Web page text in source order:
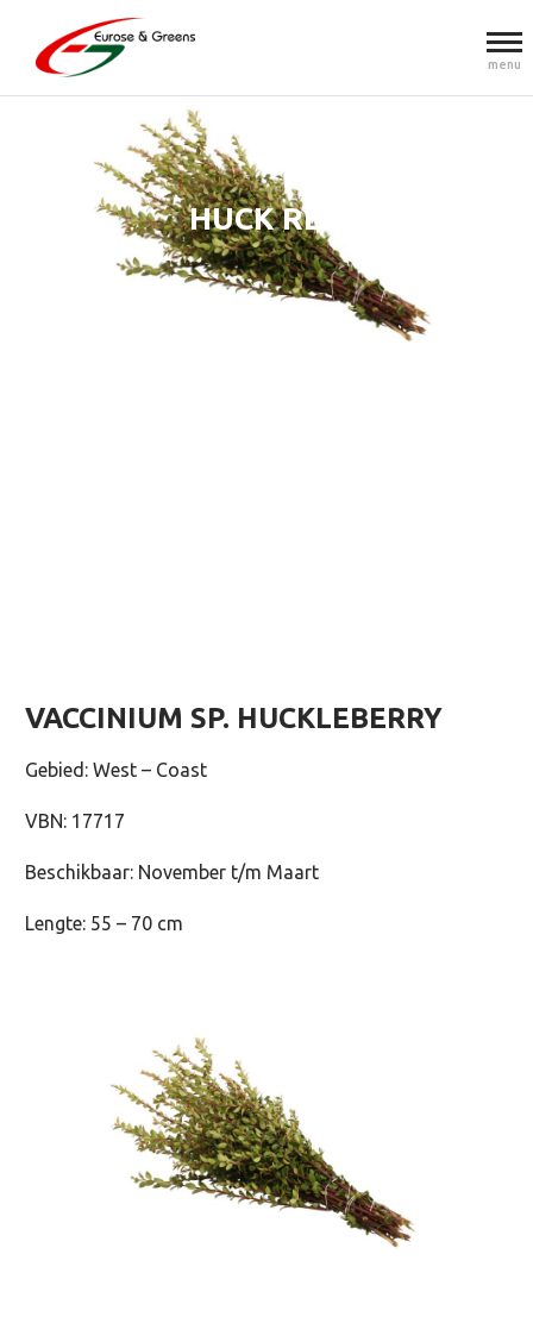
menu
HUCK RED
VACCINIUM SP. HUCKLEBERRY
Gebied: West – Coast
VBN: 17717
Beschikbaar: November t/m Maart
Lengte: 55 – 70 cm